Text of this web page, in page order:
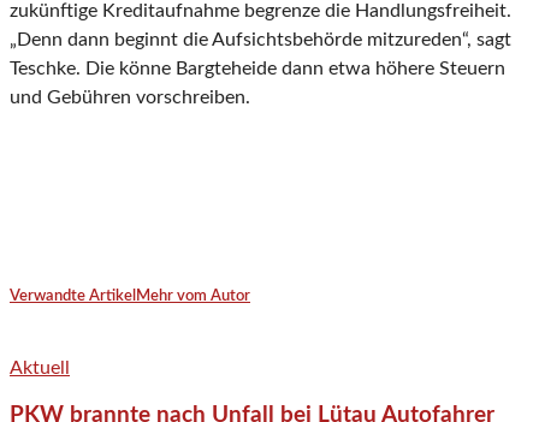
zukünftige Kreditaufnahme begrenze die Handlungsfreiheit.
„Denn dann beginnt die Aufsichtsbehörde mitzureden“, sagt
Teschke. Die könne Bargteheide dann etwa höhere Steuern
und Gebühren vorschreiben.
Verwandte Artikel Mehr vom Autor
Aktuell
PKW brannte nach Unfall bei Lütau Autofahrer